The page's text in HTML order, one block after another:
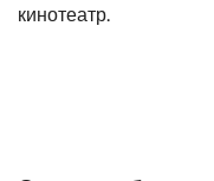
кинотеатр.